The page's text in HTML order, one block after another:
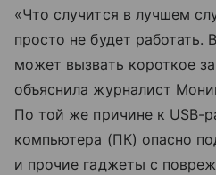
«Что случится в лучшем
просто не будет работать.
может вызвать короткое
объяснила журналист
По той же причине к USB-
компьютера (ПК) опасно
и прочие гаджеты с